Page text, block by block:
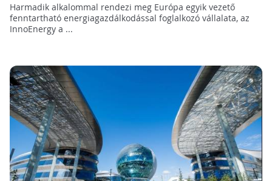
Harmadik alkalommal rendezi meg Európa egyik vezető
fenntartható energiagazdálkodással foglalkozó vállalata, az
InnoEnergy a ...